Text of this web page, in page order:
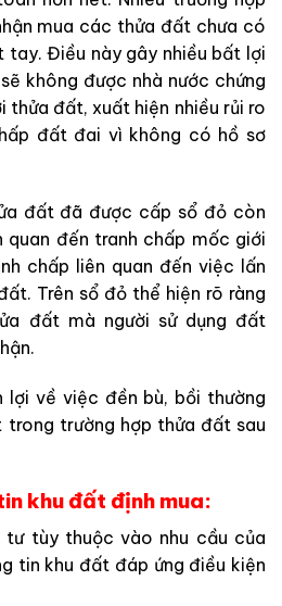
mua các thửa đất chưa có
tay. Điều này gây nhiều bất lợi
không được nhà nước chứng
thửa đất, xuất hiện nhiều rủi ro
đất đai vì không có hồ sơ
đất đã được cấp sổ đỏ còn
quan đến tranh chấp mốc giới
chấp liên quan đến việc lấn
Trên sổ đỏ thể hiện rõ ràng
đất mà người sử dụng đất
lợi về việc đền bù, bồi thường
trong trường hợp thửa đất sau
khu đất định mua:
tư tùy thuộc vào nhu cầu của
tin khu đất đáp ứng điều kiện